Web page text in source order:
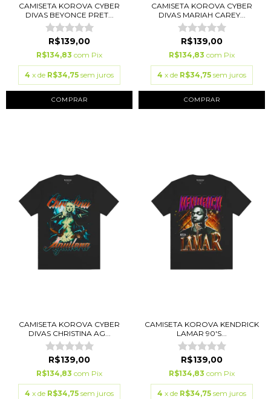
CAMISETA KOROVA CYBER
DIVAS BEYONCE PRET...
R$139,00
R$134,83 com Pix
4 x de R$34,75 sem juros
COMPRAR
CAMISETA KOROVA CYBER
DIVAS MARIAH CAREY...
R$139,00
R$134,83 com Pix
4 x de R$34,75 sem juros
COMPRAR
CAMISETA KOROVA CYBER
DIVAS CHRISTINA AG...
R$139,00
R$134,83 com Pix
4 x de R$34,75 sem juros
CAMISETA KOROVA KENDRICK
LAMAR 90'S...
R$139,00
R$134,83 com Pix
4 x de R$34,75 sem juros